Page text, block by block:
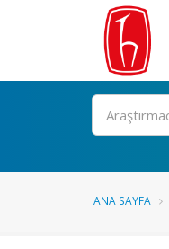
Ara
ANA SAYFA